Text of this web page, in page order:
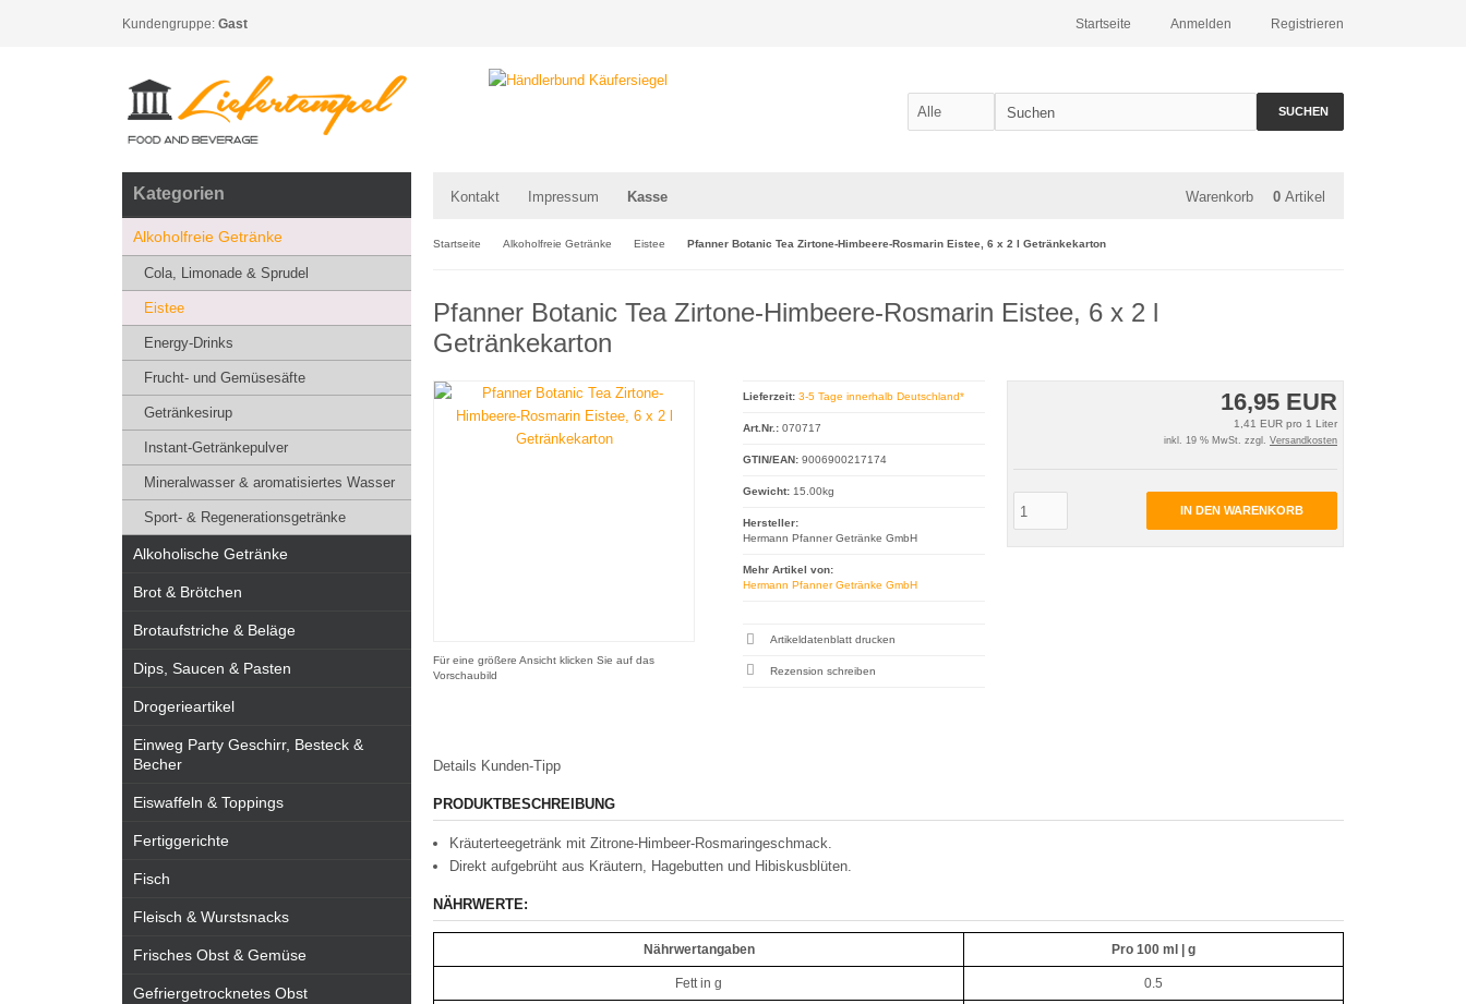
Kundengruppe: Gast Registrieren
Anmelden
Startseite
SUCHEN
Kontakt Impressum Kasse Warenkorb 0 Artikel
Startseite Alkoholfreie Getränke Eistee Pfanner Botanic Tea Zirtone-Himbeere-Rosmarin Eistee, 6 x 2 l Getränkekarton
Pfanner Botanic Tea Zirtone-Himbeere-Rosmarin Eistee, 6 x 2 l
Getränkekarton
Für eine größere Ansicht klicken Sie auf das
Vorschaubild
16,95 EUR
1,41 EUR pro 1 Liter
inkl. 19 % MwSt. zzgl. Versandkosten
IN DEN WARENKORB
Lieferzeit: 3-5 Tage innerhalb Deutschland*
Art.Nr.: 070717
GTIN/EAN: 9006900217174
Gewicht:15.00kg
Hersteller:
Hermann Pfanner Getränke GmbH
Mehr Artikel von:
Hermann Pfanner Getränke GmbH
Artikeldatenblatt drucken
Rezension schreiben
Details Kunden-Tipp
PRODUKTBESCHREIBUNG
Kräuterteegetränk mit Zitrone-Himbeer-Rosmaringeschmack.
Direkt aufgebrüht aus Kräutern, Hagebutten und Hibiskusblüten.
NÄHRWERTE:
Nährwertangaben Pro 100 ml | g
Fett in g 0.5
Kategorien
Alkoholfreie Getränke
Cola, Limonade & Sprudel
Eistee
Energy-Drinks
Frucht- und Gemüsesäfte
Getränkesirup
Instant-Getränkepulver
Mineralwasser & aromatisiertes Wasser
Sport- & Regenerationsgetränke
Alkoholische Getränke
Brot & Brötchen
Brotaufstriche & Beläge
Dips, Saucen & Pasten
Drogerieartikel
Einweg Party Geschirr, Besteck &
Becher
Eiswaffeln & Toppings
Fertiggerichte
Fisch
Fleisch & Wurstsnacks
Frisches Obst & Gemüse
Gefriergetrocknetes Obst